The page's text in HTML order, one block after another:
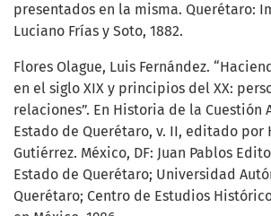
presentados en la misma. Querétaro:
Luciano Frías y Soto, 1882.
Flores Olague, Luis Fernández.
en el siglo XIX y principios del XX:
relaciones”. En Historia de la Cuestión
Estado de Querétaro, v. II, editado por
Gutiérrez. México, DF: Juan Pablos
Estado de Querétaro; Universidad
Querétaro; Centro de Estudios